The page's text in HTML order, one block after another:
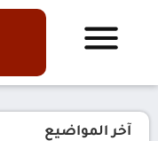
آخر المواضيع